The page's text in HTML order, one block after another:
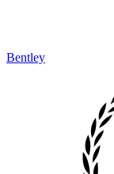
Bentley